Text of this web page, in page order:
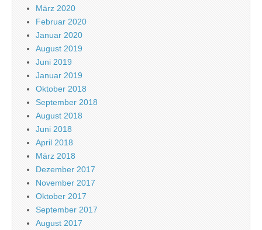
März 2020
Februar 2020
Januar 2020
August 2019
Juni 2019
Januar 2019
Oktober 2018
September 2018
August 2018
Juni 2018
April 2018
März 2018
Dezember 2017
November 2017
Oktober 2017
September 2017
August 2017